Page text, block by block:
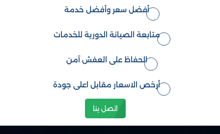
أفضل سعر وأفضل خدمة
متابعة الصيانة الدورية للخدمات
الحفاظ على العفش آمن
أرخص الاسعار مقابل اعلى جودة
اتصل بنا